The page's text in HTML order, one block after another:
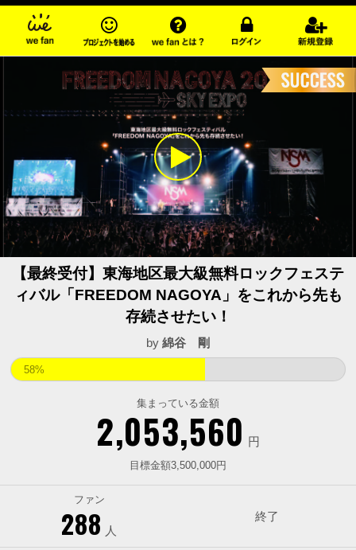
【最終受付】東海地区最大級無料ロックフェステ
ィバル「FREEDOM NAGOYA」をこれから先も
存続させたい！
by 綿谷 剛
集まっている金額
2,053,560 円
58%
目標金額3,500,000円
ファン
288 人
終了